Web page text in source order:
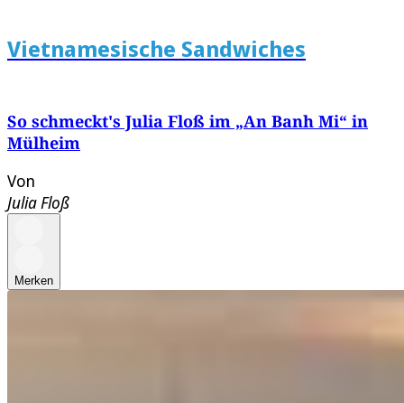
Vietnamesische Sandwiches
So schmeckt's Julia Floß im „An Banh Mi“ in
Mülheim
Von
Julia Floß
Merken